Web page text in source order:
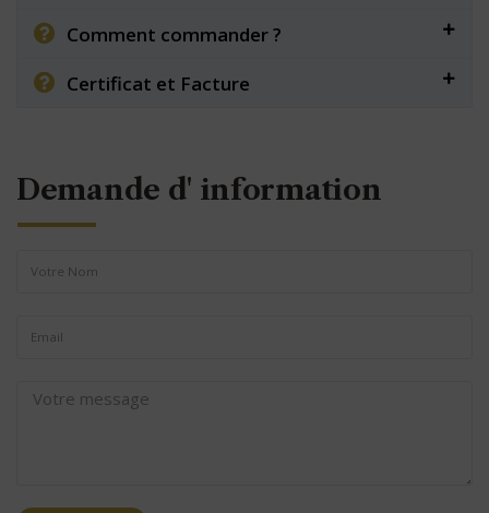
Comment commander ?
Certificat et Facture
Demande d' information